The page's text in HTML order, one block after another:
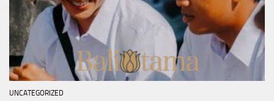
UNCATEGORIZED